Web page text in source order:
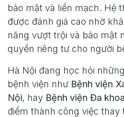
bảo mật và liền mạch. Hệ
được đánh giá cao nhờ
năng vượt trội và bảo mật
quyền riêng tư cho người
Hà Nội đang học hỏi
bệnh viện như Bệnh viện
Nội, hay Bệnh viện Đa
điểm thành công việc thay